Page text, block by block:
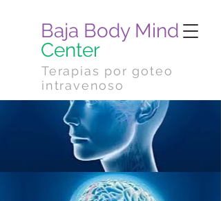
Baja Body Mind
Center
Terapias por goteo
intravenoso